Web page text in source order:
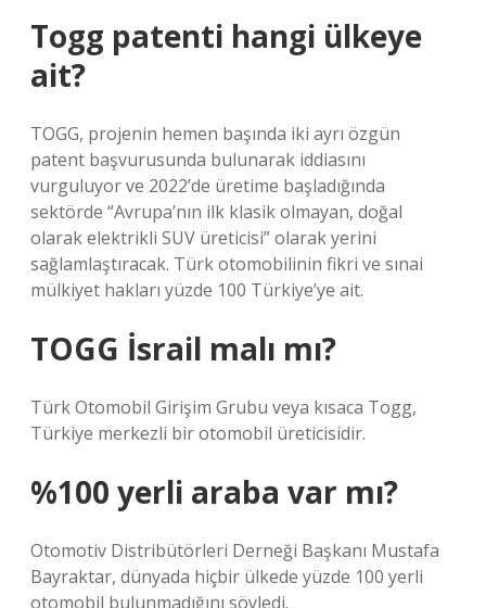
Togg patenti hangi ülkeye
ait?
TOGG, projenin hemen başında iki ayrı özgün
patent başvurusunda bulunarak iddiasını
vurguluyor ve 2022’de üretime başladığında
sektörde “Avrupa’nın ilk klasik olmayan, doğal
olarak elektrikli SUV üreticisi” olarak yerini
sağlamlaştıracak. Türk otomobilinin fikri ve sınai
mülkiyet hakları yüzde 100 Türkiye’ye ait.
TOGG İsrail malı mı?
Türk Otomobil Girişim Grubu veya kısaca Togg,
Türkiye merkezli bir otomobil üreticisidir.
%100 yerli araba var mı?
Otomotiv Distribütörleri Derneği Başkanı Mustafa
Bayraktar, dünyada hiçbir ülkede yüzde 100 yerli
otomobil bulunmadığını söyledi.